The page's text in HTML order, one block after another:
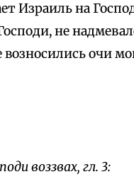
Израиль на
не
возносились очи
воззвах, гл. 3: